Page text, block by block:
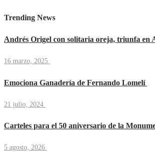
Trending News
Andrés Origel con solitaria oreja, triunfa en
16 marzo, 2025
Emociona Ganadería de Fernando Lomelí
21 julio, 2024
Carteles para el 50 aniversario de la
5 agosto, 2026